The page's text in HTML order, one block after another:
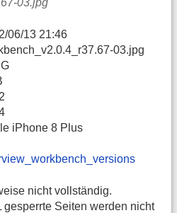
06/13 21:46
03.jpg
iPhone 8 Plus
nicht vollständig.
gesperrte Seiten werden nicht